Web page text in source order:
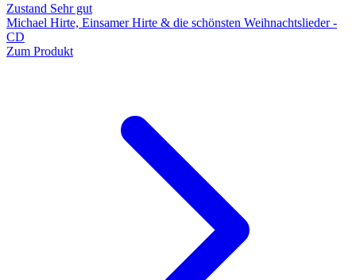
Zustand Sehr gut
Michael Hirte, Einsamer Hirte & die schönsten Weihnachtslieder -
CD
Zum Produkt